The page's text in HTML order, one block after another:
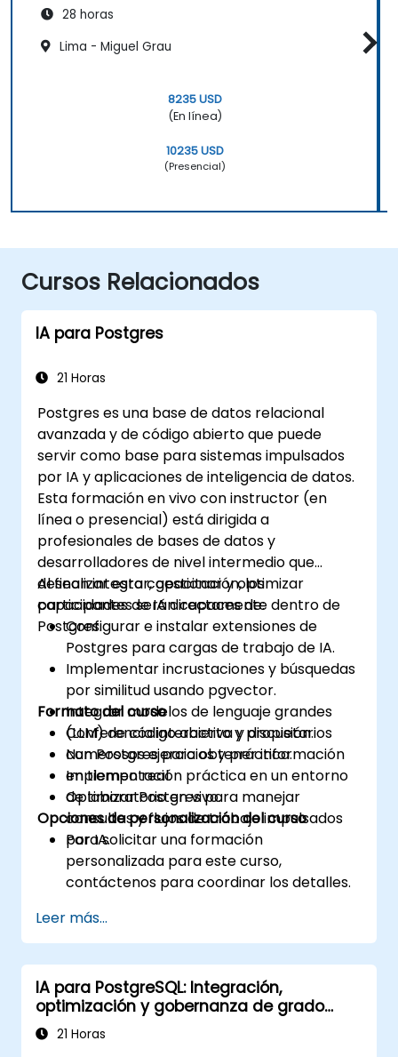
28 horas
Lima - Miguel Grau
8235 USD
(En línea)
10235 USD
(Presencial)
Cursos Relacionados
IA para Postgres
21 Horas
Postgres es una base de datos relacional
avanzada y de código abierto que puede
servir como base para sistemas impulsados
por IA y aplicaciones de inteligencia de datos.
Esta formación en vivo con instructor (en
línea o presencial) está dirigida a
profesionales de bases de datos y
desarrolladores de nivel intermedio que
desean integrar, gestionar y optimizar
capacidades de IA directamente dentro de
Postgres.
Al finalizar esta capacitación, los
participantes serán capaces de:
Configurar e instalar extensiones de
Postgres para cargas de trabajo de IA.
Implementar incrustaciones y búsquedas
por similitud usando pgvector.
Integrar modelos de lenguaje grandes
(LLM) de código abierto y propietarios
con Postgres para obtener información
en tiempo real.
Optimizar Postgres para manejar
consultas y flujos de trabajo impulsados
por IA.
Formato del curso
Conferencia interactiva y discusión.
Numerosos ejercicios y práctica.
Implementación práctica en un entorno
de laboratorio en vivo.
Opciones de personalización del curso
Para solicitar una formación
personalizada para este curso,
contáctenos para coordinar los detalles.
Leer más...
IA para PostgreSQL: Integración,
optimización y gobernanza de grado
empresarial
21 Horas